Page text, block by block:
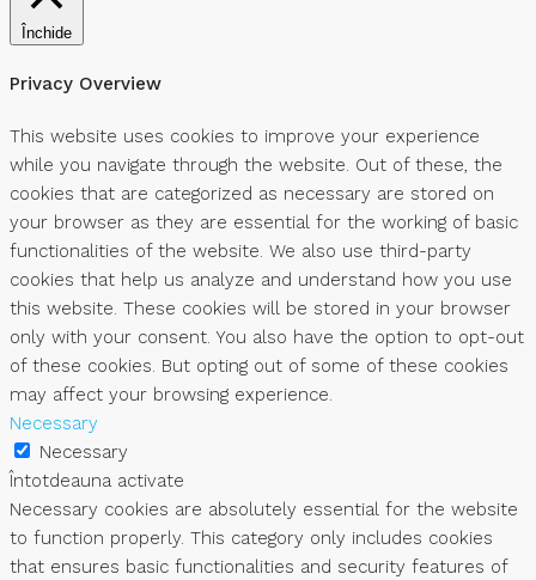
Închide
Privacy Overview
This website uses cookies to improve your experience
while you navigate through the website. Out of these, the
cookies that are categorized as necessary are stored on
your browser as they are essential for the working of basic
functionalities of the website. We also use third-party
cookies that help us analyze and understand how you use
this website. These cookies will be stored in your browser
only with your consent. You also have the option to opt-out
of these cookies. But opting out of some of these cookies
may affect your browsing experience.
Necessary
Necessary
Întotdeauna activate
Necessary cookies are absolutely essential for the website
to function properly. This category only includes cookies
that ensures basic functionalities and security features of